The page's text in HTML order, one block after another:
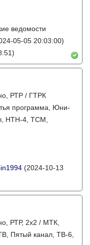
ведомости
05-05 20:03:00)
РТР / ГТРК
программа, Юни-
НТН-4, ТСМ,
(2024-10-13
РТР, 2х2 / МТК,
Пятый канал, ТВ-6,